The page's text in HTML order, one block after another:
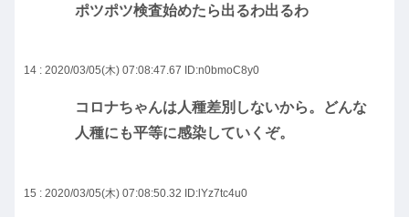
ポツポツ検査始めたら出るわ出るわ
14 : 2020/03/05(木) 07:08:47.67 ID:n0bmoC8y0
コロナちゃんは人種差別しないから。どんな
人種にも平等に感染していくぞ。
15 : 2020/03/05(木) 07:08:50.32 ID:lYz7tc4u0